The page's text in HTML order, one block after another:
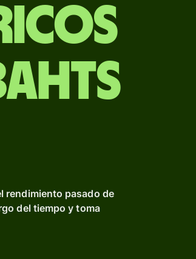
rendimiento pasado de
del tiempo y toma